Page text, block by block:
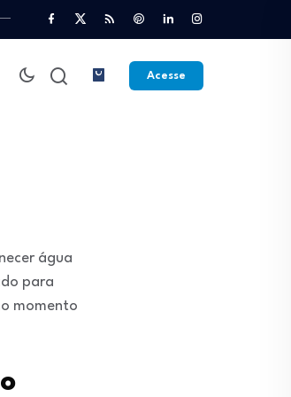
Acesse
água
para
momento